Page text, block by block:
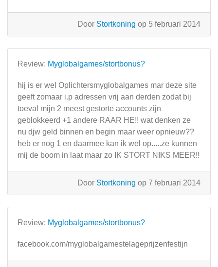
Door Stortkoning op 5 februari 2014
Review: Myglobalgames/stortbonus?
hij is er wel Oplichtersmyglobalgames mar deze site
geeft zomaar i.p adressen vrij aan derden zodat bij
toeval mijn 2 meest gestorte accounts zijn
geblokkeerd +1 andere RAAR HE!! wat denken ze
nu djw geld binnen en begin maar weer opnieuw??
heb er nog 1 en daarmee kan ik wel op.....ze kunnen
mij de boom in laat maar zo IK STORT NIKS MEER!!
Door Stortkoning op 7 februari 2014
Review: Myglobalgames/stortbonus?
facebook.com/myglobalgamestelageprijzenfestijn